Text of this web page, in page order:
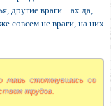
другие враги... ах да,
совсем не враги, на них
лишь столкнувшись со
трудов.